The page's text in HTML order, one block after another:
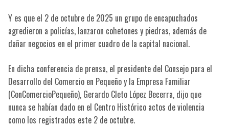
Y es que el 2 de octubre de 2025 un grupo de encapuchados
agredieron a policías, lanzaron cohetones y piedras, además de
dañar negocios en el primer cuadro de la capital nacional.
En dicha conferencia de prensa, el presidente del Consejo para el
Desarrollo del Comercio en Pequeño y la Empresa Familiar
(ConComercioPequeño), Gerardo Cleto López Becerra, dijo que
nunca se habían dado en el Centro Histórico actos de violencia
como los registrados este 2 de octubre.